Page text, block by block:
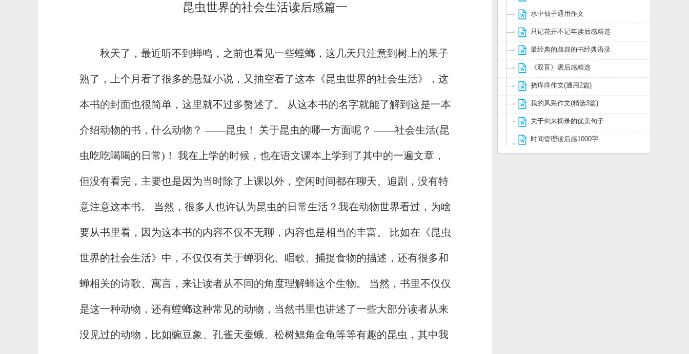
昆虫世界的社会生活读后感篇一
秋天了，最近听不到蝉鸣，之前也看见一些螳螂，这几天只注意到树上的果子
熟了，上个月看了很多的悬疑小说，又抽空看了这本《昆虫世界的社会生活》，这
本书的封面也很简单，这里就不过多赘述了。 从这本书的名字就能了解到这是一本
介绍动物的书，什么动物？ ——昆虫！ 关于昆虫的哪一方面呢？ ——社会生活(昆
虫吃吃喝喝的日常)！ 我在上学的时候，也在语文课本上学到了其中的一遍文章，
但没有看完，主要也是因为当时除了上课以外，空闲时间都在聊天、追剧，没有特
意注意这本书。 当然，很多人也许认为昆虫的日常生活？我在动物世界看过，为啥
要从书里看，因为这本书的内容不仅不无聊，内容也是相当的丰富。 比如在《昆虫
世界的社会生活》中，不仅仅有关于蝉羽化、唱歌、捕捉食物的描述，还有很多和
蝉相关的诗歌、寓言，来让读者从不同的角度理解蝉这个生物。 当然，书里不仅仅
是这一种动物，还有螳螂这种常见的动物，当然书里也讲述了一些大部分读者从来
没见过的动物，比如豌豆象、孔雀天蚕蛾、松树鳃角金龟等等有趣的昆虫，其中我
水中仙子通用作文
只记花开不记年读后感精选
最经典的叔叔的书经典语录
《双盲》观后感精选
挠痒痒作文(通用2篇)
我的风采作文(精选3篇)
关于剑来摘录的优美句子
时间管理读后感1000字